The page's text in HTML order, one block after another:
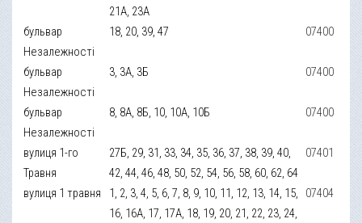
21А, 23А
бульвар
Незалежності
18, 20, 39, 47 07400
бульвар
Незалежності
3, 3А, 3Б 07400
бульвар
Незалежності
8, 8А, 8Б, 10, 10А, 10Б 07400
вулиця 1-го
Травня
27Б, 29, 31, 33, 34, 35, 36, 37, 38, 39, 40,
42, 44, 46, 48, 50, 52, 54, 56, 58, 60, 62, 64
07401
вулиця 1 травня
1, 2, 3, 4, 5, 6, 7, 8, 9, 10, 11, 12, 13, 14, 15,
16, 16А, 17, 17А, 18, 19, 20, 21, 22, 23, 24,
07404